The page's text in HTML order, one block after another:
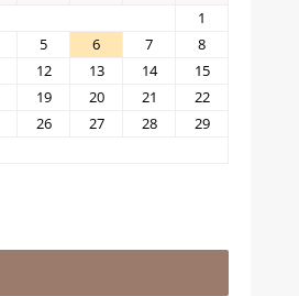
1
5 6 7
8
12 13 14
15
19 20 21
22
26 27 28
29